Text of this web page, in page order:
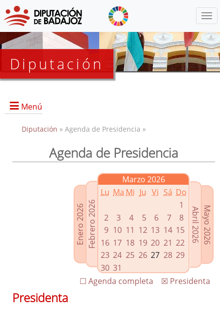
Diputación
Menú
Presidencia
Enlaces relacionados
Agenda de Presidencia
Plenos provinciales y Juntas de gobierno
Oficina de Proyectos Europeos
Diputación » Agenda de Presidencia »
Agenda de Presidencia
Enero 2026Febrero 2026
Marzo 2026
Lu Ma Mi Ju Vi Sá Do
1
2
3 4 5 6 7
8
9 10 11 12 13 14 15
16 17 18 19 20 21 22
23 24 25 26 27 28 29
30 31
Mayo 2026
Abril 2026
☒ Presidenta
☐ Agenda completa
Presidenta